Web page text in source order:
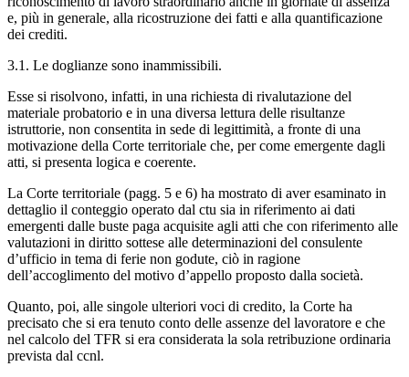
e, più in generale, alla ricostruzione dei fatti e alla quantificazione
dei crediti.
3.1. Le doglianze sono inammissibili.
Esse si risolvono, infatti, in una richiesta di rivalutazione del
materiale probatorio e in una diversa lettura delle risultanze
istruttorie, non consentita in sede di legittimità, a fronte di una
motivazione della Corte territoriale che, per come emergente dagli
atti, si presenta logica e coerente.
La Corte territoriale (pagg. 5 e 6) ha mostrato di aver esaminato in
dettaglio il conteggio operato dal ctu sia in riferimento ai dati
emergenti dalle buste paga acquisite agli atti che con riferimento alle
valutazioni in diritto sottese alle determinazioni del consulente
d’ufficio in tema di ferie non godute, ciò in ragione
dell’accoglimento del motivo d’appello proposto dalla società.
Quanto, poi, alle singole ulteriori voci di credito, la Corte ha
precisato che si era tenuto conto delle assenze del lavoratore e che
nel calcolo del TFR si era considerata la sola retribuzione ordinaria
prevista dal ccnl.